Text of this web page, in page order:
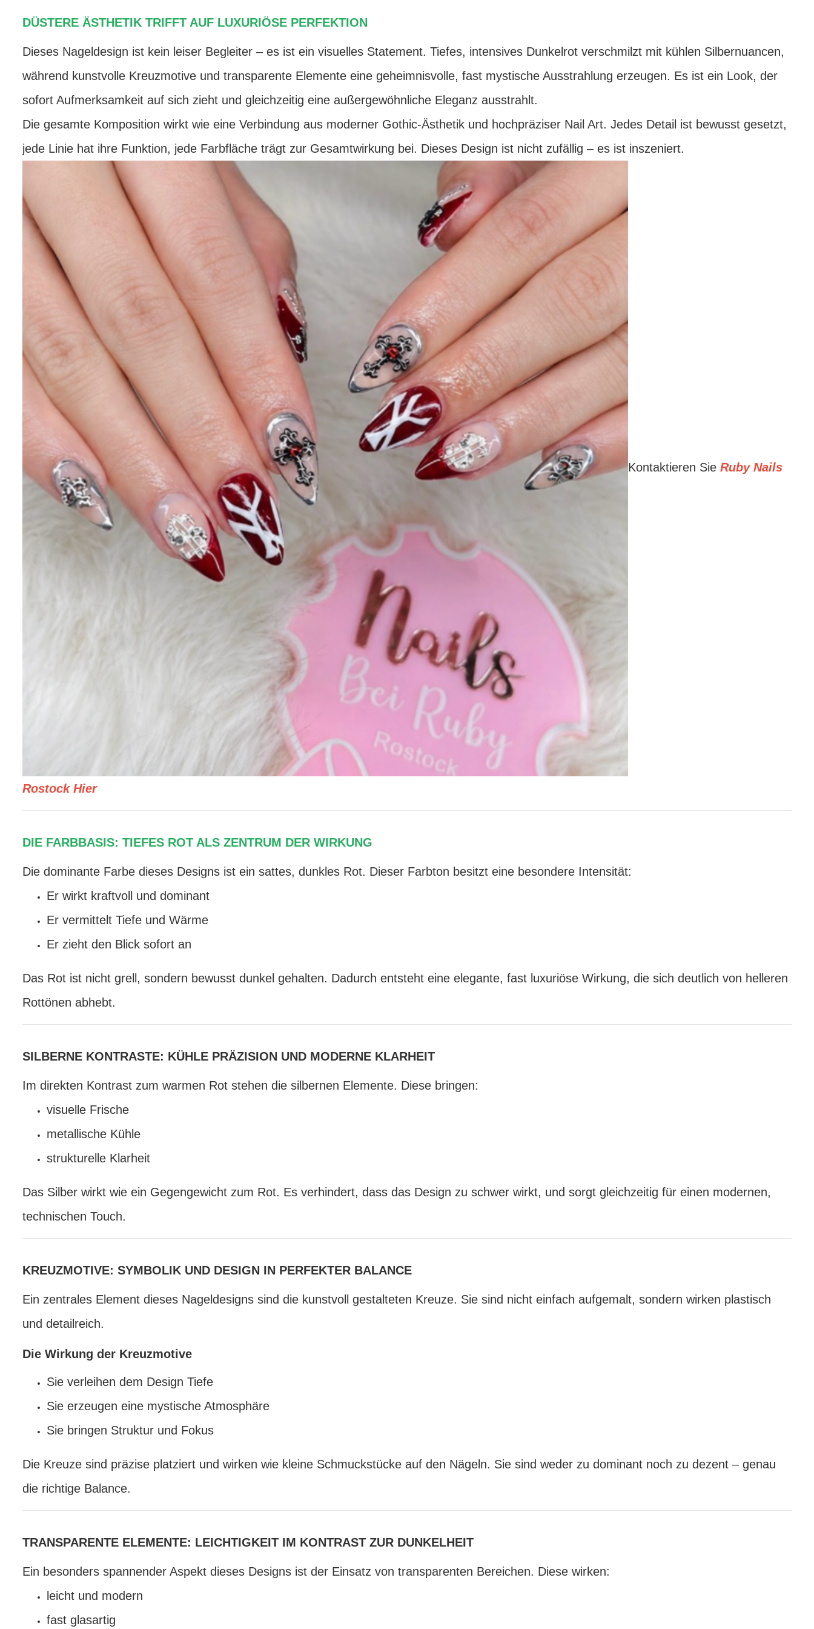
DÜSTERE ÄSTHETIK TRIFFT AUF LUXURIÖSE PERFEKTION
Dieses Nageldesign ist kein leiser Begleiter – es ist ein visuelles Statement. Tiefes, intensives Dunkelrot verschmilzt mit kühlen Silbernuancen,
während kunstvolle Kreuzmotive und transparente Elemente eine geheimnisvolle, fast mystische Ausstrahlung erzeugen. Es ist ein Look, der
sofort Aufmerksamkeit auf sich zieht und gleichzeitig eine außergewöhnliche Eleganz ausstrahlt.
Die gesamte Komposition wirkt wie eine Verbindung aus moderner Gothic-Ästhetik und hochpräziser Nail Art. Jedes Detail ist bewusst gesetzt,
jede Linie hat ihre Funktion, jede Farbfläche trägt zur Gesamtwirkung bei. Dieses Design ist nicht zufällig – es ist inszeniert.
Kontaktieren Sie Ruby Nails
Rostock Hier
DIE FARBBASIS: TIEFES ROT ALS ZENTRUM DER WIRKUNG
Die dominante Farbe dieses Designs ist ein sattes, dunkles Rot. Dieser Farbton besitzt eine besondere Intensität:
Er wirkt kraftvoll und dominant
Er vermittelt Tiefe und Wärme
Er zieht den Blick sofort an
Das Rot ist nicht grell, sondern bewusst dunkel gehalten. Dadurch entsteht eine elegante, fast luxuriöse Wirkung, die sich deutlich von helleren
Rottönen abhebt.
SILBERNE KONTRASTE: KÜHLE PRÄZISION UND MODERNE KLARHEIT
Im direkten Kontrast zum warmen Rot stehen die silbernen Elemente. Diese bringen:
visuelle Frische
metallische Kühle
strukturelle Klarheit
Das Silber wirkt wie ein Gegengewicht zum Rot. Es verhindert, dass das Design zu schwer wirkt, und sorgt gleichzeitig für einen modernen,
technischen Touch.
KREUZMOTIVE: SYMBOLIK UND DESIGN IN PERFEKTER BALANCE
Ein zentrales Element dieses Nageldesigns sind die kunstvoll gestalteten Kreuze. Sie sind nicht einfach aufgemalt, sondern wirken plastisch
und detailreich.
Die Wirkung der Kreuzmotive
Sie verleihen dem Design Tiefe
Sie erzeugen eine mystische Atmosphäre
Sie bringen Struktur und Fokus
Die Kreuze sind präzise platziert und wirken wie kleine Schmuckstücke auf den Nägeln. Sie sind weder zu dominant noch zu dezent – genau
die richtige Balance.
TRANSPARENTE ELEMENTE: LEICHTIGKEIT IM KONTRAST ZUR DUNKELHEIT
Ein besonders spannender Aspekt dieses Designs ist der Einsatz von transparenten Bereichen. Diese wirken:
leicht und modern
fast glasartig